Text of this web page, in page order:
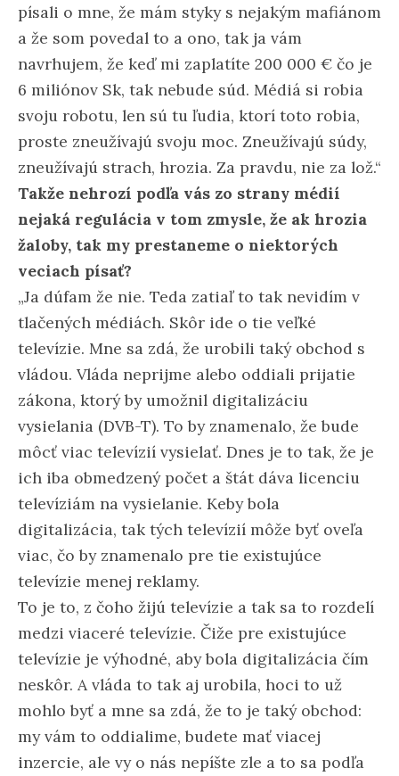
písali o mne, že mám styky s nejakým mafiánom
a že som povedal to a ono, tak ja vám
navrhujem, že keď mi zaplatíte 200 000 € čo je
6 miliónov Sk, tak nebude súd. Médiá si robia
svoju robotu, len sú tu ľudia, ktorí toto robia,
proste zneužívajú svoju moc. Zneužívajú súdy,
zneužívajú strach, hrozia. Za pravdu, nie za lož.“
Takže nehrozí podľa vás zo strany médií
nejaká regulácia v tom zmysle, že ak hrozia
žaloby, tak my prestaneme o niektorých
veciach písať?
„Ja dúfam že nie. Teda zatiaľ to tak nevidím v
tlačených médiách. Skôr ide o tie veľké
televízie. Mne sa zdá, že urobili taký obchod s
vládou. Vláda neprijme alebo oddiali prijatie
zákona, ktorý by umožnil digitalizáciu
vysielania (DVB-T). To by znamenalo, že bude
môcť viac televízií vysielať. Dnes je to tak, že je
ich iba obmedzený počet a štát dáva licenciu
televíziám na vysielanie. Keby bola
digitalizácia, tak tých televízií môže byť oveľa
viac, čo by znamenalo pre tie existujúce
televízie menej reklamy.
To je to, z čoho žijú televízie a tak sa to rozdelí
medzi viaceré televízie. Čiže pre existujúce
televízie je výhodné, aby bola digitalizácia čím
neskôr. A vláda to tak aj urobila, hoci to už
mohlo byť a mne sa zdá, že to je taký obchod:
my vám to oddialime, budete mať viacej
inzercie, ale vy o nás nepíšte zle a to sa podľa